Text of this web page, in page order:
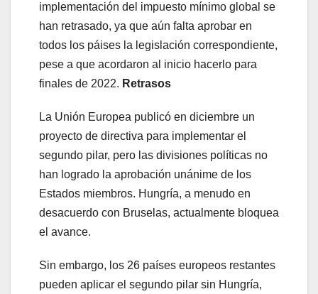
implementación del impuesto mínimo global se
han retrasado, ya que aún falta aprobar en
todos los páises la legislación correspondiente,
pese a que acordaron al inicio hacerlo para
finales de 2022. Retrasos
La Unión Europea publicó en diciembre un
proyecto de directiva para implementar el
segundo pilar, pero las divisiones políticas no
han logrado la aprobación unánime de los
Estados miembros. Hungría, a menudo en
desacuerdo con Bruselas, actualmente bloquea
el avance.
Sin embargo, los 26 países europeos restantes
pueden aplicar el segundo pilar sin Hungría,